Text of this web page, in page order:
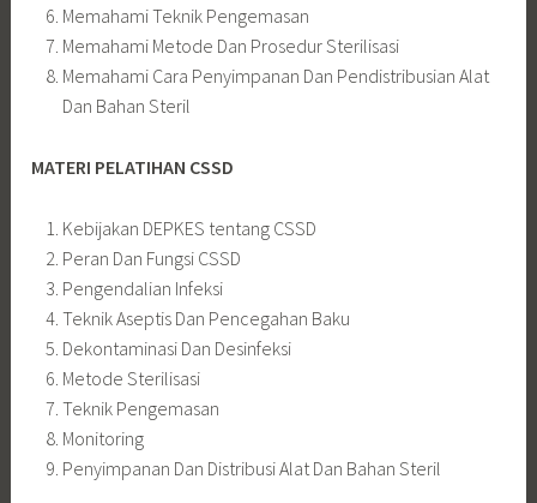
Memahami Teknik Pengemasan
Memahami Metode Dan Prosedur Sterilisasi
Memahami Cara Penyimpanan Dan Pendistribusian Alat
Dan Bahan Steril
MATERI PELATIHAN CSSD
Kebijakan DEPKES tentang CSSD
Peran Dan Fungsi CSSD
Pengendalian Infeksi
Teknik Aseptis Dan Pencegahan Baku
Dekontaminasi Dan Desinfeksi
Metode Sterilisasi
Teknik Pengemasan
Monitoring
Penyimpanan Dan Distribusi Alat Dan Bahan Steril